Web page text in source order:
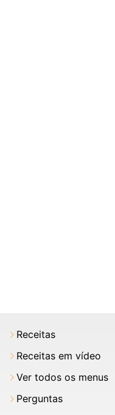
Receitas
Receitas em vídeo
Ver todos os menus
Perguntas